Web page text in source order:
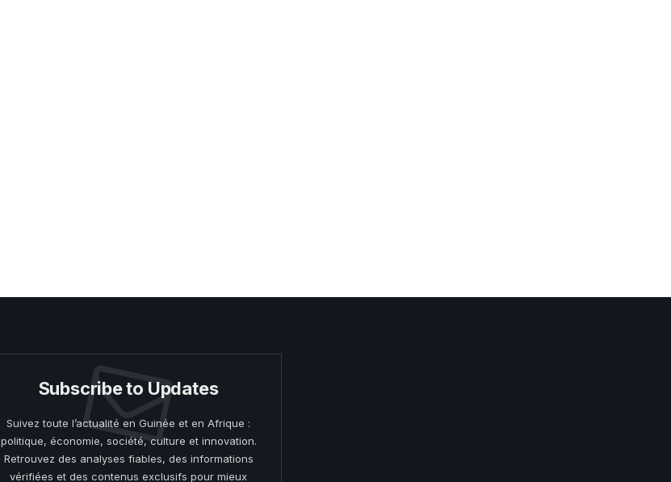
Subscribe to Updates
Suivez toute l’actualité en Guinée et en Afrique :
politique, économie, société, culture et innovation.
Retrouvez des analyses fiables, des informations
vérifiées et des contenus exclusifs pour mieux